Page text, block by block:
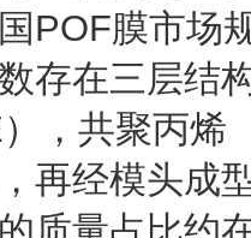
POF膜市场
存在三层结
，共聚丙烯
再经模头成